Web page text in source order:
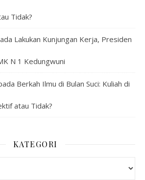
Tidak?
Lakukan Kunjungan Kerja, Presiden
N 1 Kedungwuni
Berkah Ilmu di Bulan Suci: Kuliah di
atau Tidak?
KATEGORI